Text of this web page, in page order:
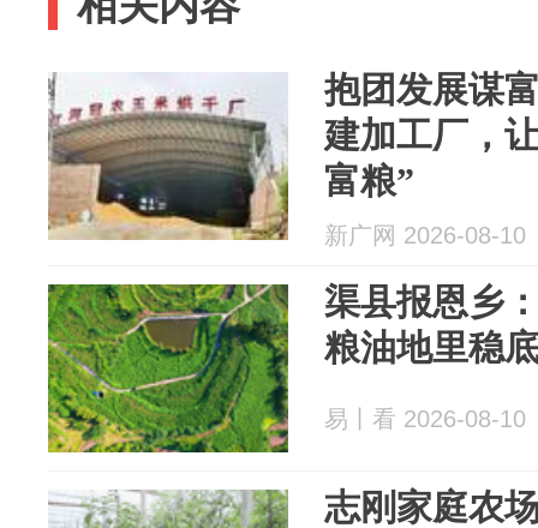
抱团发展谋
建加工厂，
富粮”
新广网 2026-08-10
渠县报恩乡
粮油地里稳
易丨看 2026-08-10
志刚家庭农